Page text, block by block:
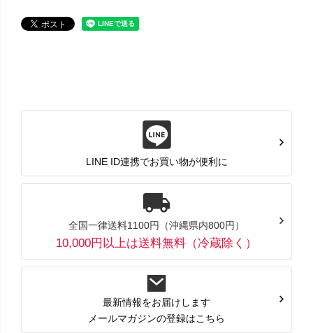
LINE ID連携でお買い物が便利に
全国一律送料1100円（沖縄県内800円）
10,000円以上は送料無料（冷蔵除く）
最新情報をお届けします
メールマガジンの登録はこちら